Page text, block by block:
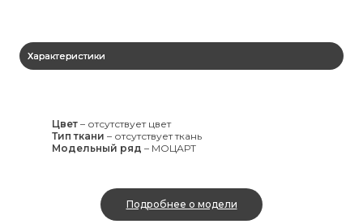
Характеристики
Цвет – отсутствует цвет
Тип ткани – отсутствует ткань
Модельный ряд – МОЦАРТ
Подробнее о модели